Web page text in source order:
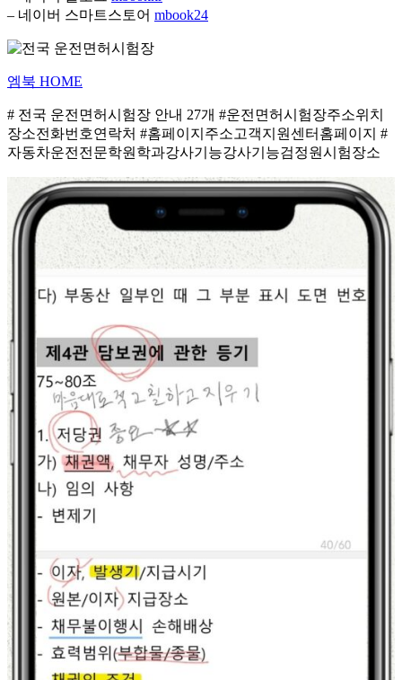
– 네이버 스마트스토어 mbook24
엠북 HOME
# 전국 운전면허시험장 안내 27개 #운전면허시험장주소위치
장소전화번호연락처 #홈페이지주소고객지원센터홈페이지 #
자동차운전전문학원학과강사기능강사기능검정원시험장소